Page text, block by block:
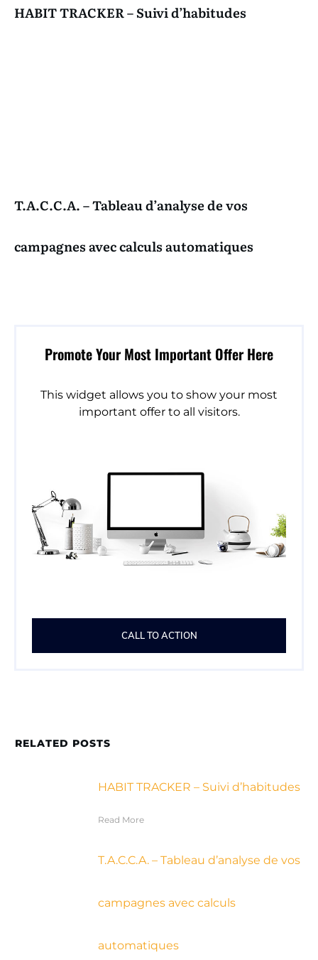
HABIT TRACKER – Suivi d’habitudes
T.A.C.C.A. – Tableau d’analyse de vos
campagnes avec calculs automatiques
Promote Your Most Important Offer Here
This widget allows you to show your most
important offer to all visitors.
CALL TO ACTION
RELATED POSTS
HABIT TRACKER – Suivi d’habitudes
Read More
T.A.C.C.A. – Tableau d’analyse de vos
campagnes avec calculs
automatiques